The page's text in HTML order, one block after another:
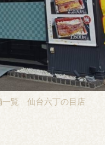
一覧 仙台六丁の目店